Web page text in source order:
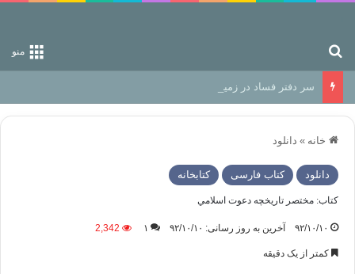
منو
سر دفتر فساد در زمین‌، دوری وکناره‌گیری از راه خداست‌!
خانه » دانلود
دانلود کتاب فارسی کتابخانه
کتاب: مختصر تاريخچه دعوت اسلامي
۹۲/۱۰/۱۰ آخرین به روز رسانی: ۹۲/۱۰/۱۰ ۱ 2,342
کمتر از یک دقیقه